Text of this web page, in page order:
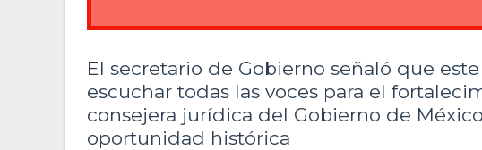
El secretario de Gobierno señaló que
escuchar todas las voces para el
consejera jurídica del Gobierno de
oportunidad histórica